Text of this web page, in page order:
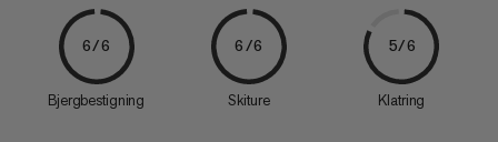
6/6
Bjergbestigning
6/6
Skiture
5/6
Klatring